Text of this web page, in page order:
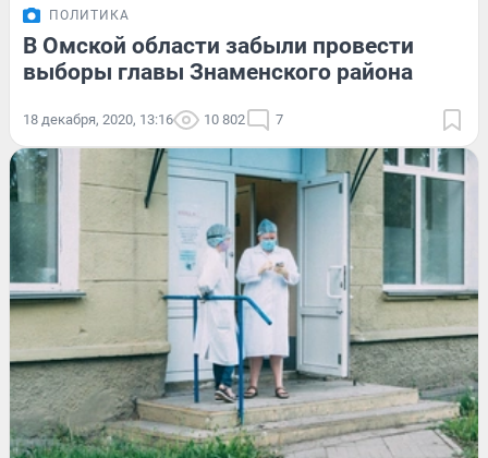
ПОЛИТИКА
В Омской области забыли провести
выборы главы Знаменского района
18 декабря, 2020, 13:16 10 802 7